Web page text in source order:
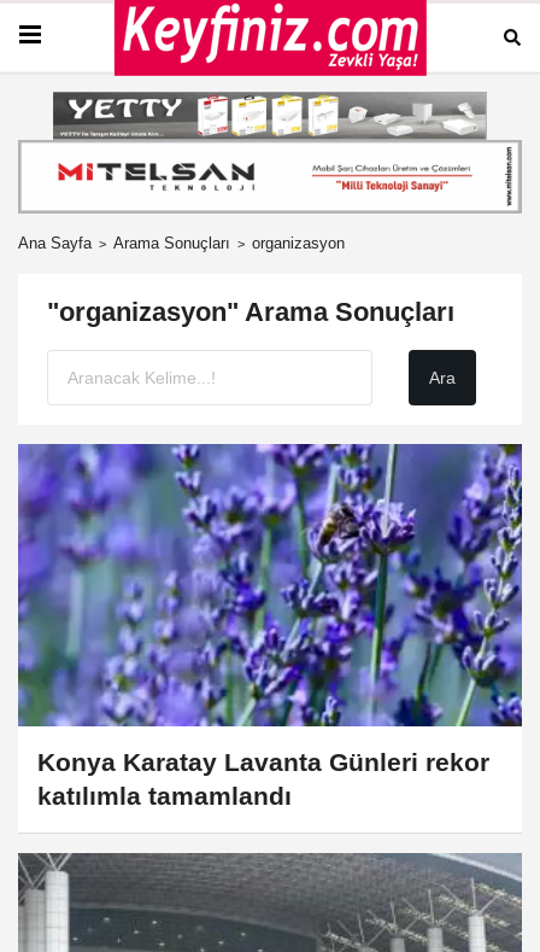
Ana Sayfa Arama Sonuçları organizasyon
"organizasyon" Arama Sonuçları
Konya Karatay Lavanta Günleri rekor
katılımla tamamlandı